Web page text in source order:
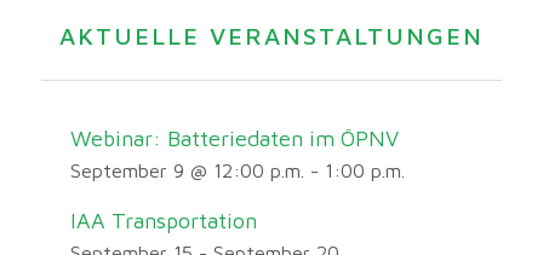
AKTUELLE VERANSTALTUNGEN
Webinar: Batteriedaten im ÖPNV
September 9 @ 12:00 p.m. - 1:00 p.m.
IAA Transportation